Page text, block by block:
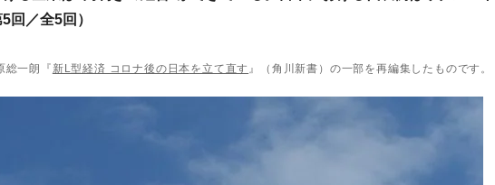
／全5回）
総一朗『 新L型経済 コロナ後の日本を立て直す 』（角川新書）の一部を再編集したものです。